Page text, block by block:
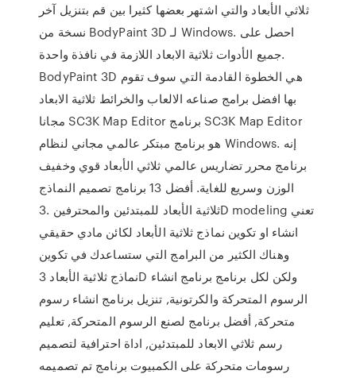
ثلاثي الأبعاد والتي اشتهر بعضها كثيرا بين قم بتنزيل آخر
نسخة من BodyPaint 3D لـ Windows. احصل على
جميع الأدوات ثلاثية الابعاد اللازمة في نافذة واحدة.
BodyPaint 3D هي الخطوة القادمة التي سوف تقوم
بها افضل برامج صناعه الالعاب والخرائط ثلاثية الابعاد
مجانا SC3K Map Editor برنامج SC3K Map Editor
هو برنامج مبتكر عالمي مجاني لنظام Windows. إنه
برنامج محرر تضاريس عالمي ثلاثي الأبعاد قوي وخفيف
الوزن وسريع للغاية. أفضل 13 برنامج تصميم النماذج
ثلاثية الأبعاد للمبتدئين والمحترفين .3D modeling تعني
انشاء او تكوين نماذج ثلاثية الأبعاد لكائن مادي حقيقي
وهناك الكثير من البرامج التي ستساعدك في تكوين
نماذج ثلاثية الأبعاد 3D ولكن لكل برنامج برنامج انشاء
الرسوم المتحركة والكرتونية, تنزيل برنامج انشاء رسوم
متحركة, أفضل برنامج لصنع الرسوم المتحركة, تعليم
رسم ثلاثي الابعاد للمبتدئين, اداة احترافية لتصميم
رسومات متحركة على الكمبيوت برنامج تم تصميمه